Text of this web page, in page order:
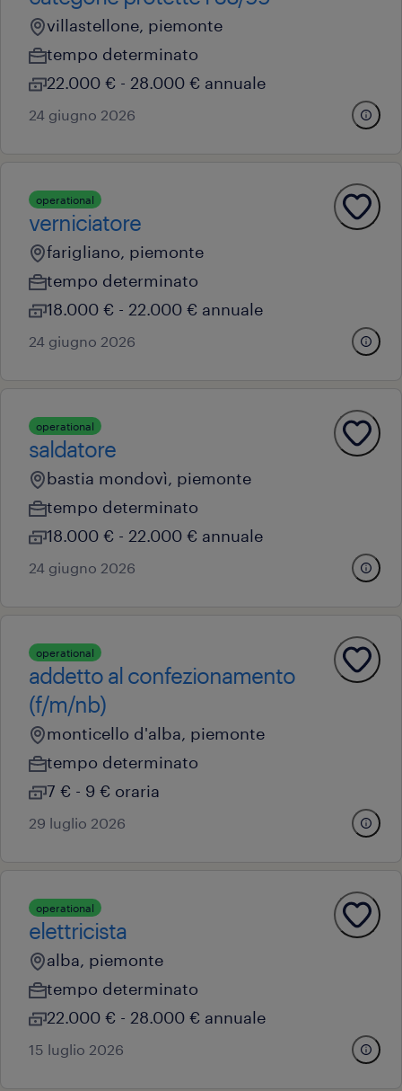
villastellone, piemonte
tempo determinato
22.000 € - 28.000 € annuale
24 giugno 2026
operational
verniciatore
farigliano, piemonte
tempo determinato
18.000 € - 22.000 € annuale
24 giugno 2026
operational
saldatore
bastia mondovì, piemonte
tempo determinato
18.000 € - 22.000 € annuale
24 giugno 2026
operational
addetto al confezionamento
(f/m/nb)
monticello d'alba, piemonte
tempo determinato
7 € - 9 € oraria
29 luglio 2026
operational
elettricista
alba, piemonte
tempo determinato
22.000 € - 28.000 € annuale
15 luglio 2026